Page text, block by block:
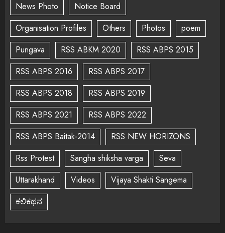
News Photo
Notice Board
Organisation Profiles
Others Photos
poem
Pungava
RSS ABKM 2020
RSS ABPS 2015
RSS ABPS 2016
RSS ABPS 2017
RSS ABPS 2018
RSS ABPS 2019
RSS ABPS 2021
RSS ABPS 2022
RSS ABPS Baitak-2014
RSS NEW HORIZONS
Rss Protest
Sangha shiksha varga
Seva
Uttarakhand
Videos
Vijaya Shakti Sangema
ಕಲಿಕಥನ